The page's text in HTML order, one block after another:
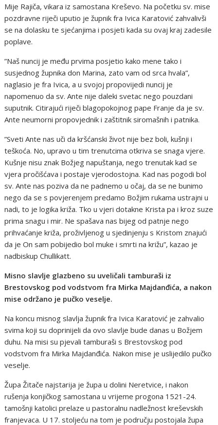
Mije Rajiča, vikara iz samostana Kreševo. Na početku sv. mise
pozdravne riječi uputio je župnik fra Ivica Karatović zahvalivši
se na dolasku te sjećanjima i posjeti kada su ovaj kraj zadesile
poplave.
”Naš nuncij je među prvima posjetio kako mene tako i
susjednog župnika don Marina, zato vam od srca hvala”,
naglasio je fra Ivica, a u svojoj propovijedi nuncij je
napomenuo da sv. Ante nije daleki svetac nego pouzdani
suputnik. Citirajući riječi blagopokojnog pape Franje da je sv.
Ante neumorni propovjednik i zaštitnik siromašnih i patnika.
”Sveti Ante nas uči da kršćanski život nije bez boli, kušnji i
teškoća. No, upravo u tim trenutcima otkriva se snaga vjere.
Kušnje nisu znak Božjeg napuštanja, nego trenutak kad se
vjera pročišćava i postaje vjerodostojna. Kad nas pogodi bol
sv. Ante nas poziva da ne padnemo u očaj, da se ne bunimo
nego da se s povjerenjem predamo Božjim rukama ustrajni u
nadi, to je logika križa. Tko u vjeri dotakne Krista pa i kroz suze
prima snagu i mir. Ne spašava nas bijeg od patnje nego
prihvaćanje križa, proživljenog u sjedinjenju s Kristom znajući
da je On sam pobijedio bol muke i smrti na križu”, kazao je
nadbiskup Chullikatt.
Misno slavlje glazbeno su uveličali tamburaši iz
Brestovskog pod vodstvom fra Mirka Majdanđića, a nakon
mise održano je pučko veselje.
Na koncu misnog slavlja župnik fra Ivica Karatović je zahvalio
svima koji su doprinijeli da ovo slavlje bude danas u Božjem
duhu. Na misi su pjevali tamburaši s Brestovskog pod
vodstvom fra Mirka Majdanđića. Nakon mise je uslijedilo pučko
veselje.
Župa Žitače najstarija je župa u dolini Neretvice, i nakon
rušenja konjičkog samostana u vrijeme progona 1521-24.
tamošnji katolici prelaze u pastoralnu nadležnost kreševskih
franjevaca. U 17. stoljeću na tom je području postojala župa